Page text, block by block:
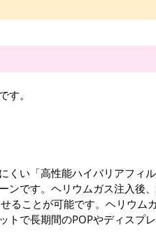
す。
くい「高性能ハイバリアフィ
ンです。ヘリウムガス注入後
ることが可能です。ヘリウム
トで長期間のPOPやディスプ